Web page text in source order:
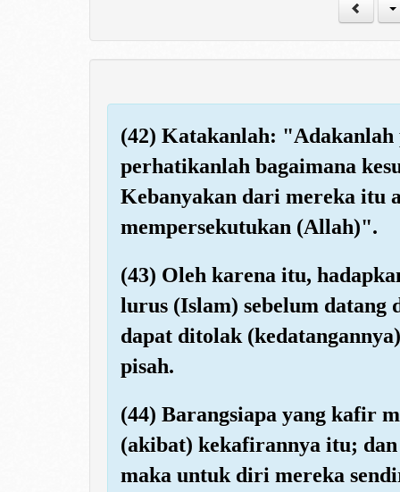
(42) Katakanlah:
perhatikanlah bagaimana
Kebanyakan dari mereka itu
mempersekutukan (Allah)".
(43) Oleh karena itu,
lurus (Islam) sebelum
dapat ditolak
pisah.
(44) Barangsiapa yang kafir
(akibat) kekafirannya itu;
maka untuk diri mereka